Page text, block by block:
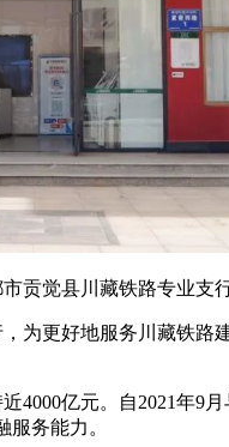
贡觉县川藏铁路专业支
为更好地服务川藏铁
亿元。自2021年9
务能力。